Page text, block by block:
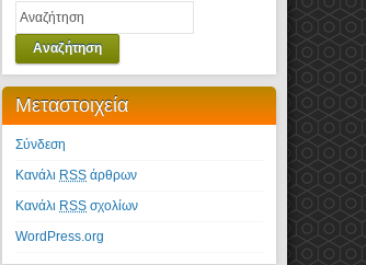
Αναζήτηση
Μεταστοιχεία
Σύνδεση
Κανάλι RSS άρθρων
Κανάλι RSS σχολίων
WordPress.org